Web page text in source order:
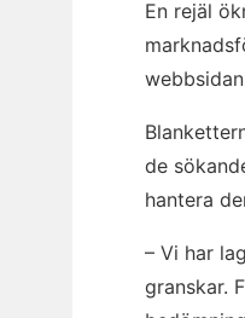
En rejäl
de
hantera
– Vi har
granskar.